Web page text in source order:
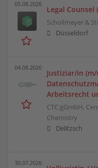
05.08.2026
Legal
Schollmeyer &
Düsseldorf
04.08.2026
Justiziar/in
Arbeitsrecht
CTC gGmbH,
Chemistry
Delitzsch
30.07.2026